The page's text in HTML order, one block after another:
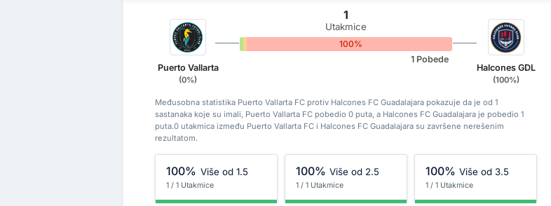
Puerto Vallarta
(0%)
1
Utakmice
100%
1 Pobede
Halcones GDL
(100%)
Međusobna statistika Puerto Vallarta FC protiv Halcones FC Guadalajara pokazuje da je od 1
sastanaka koje su imali, Puerto Vallarta FC pobedio 0 puta, a Halcones FC Guadalajara je pobedio 1
puta.0 utakmica između Puerto Vallarta FC i Halcones FC Guadalajara su završene nerešenim
rezultatom.
100% Više od 1.5
1 / 1 Utakmice
100% Više od 2.5
1 / 1 Utakmice
100% Više od 3.5
1 / 1 Utakmice